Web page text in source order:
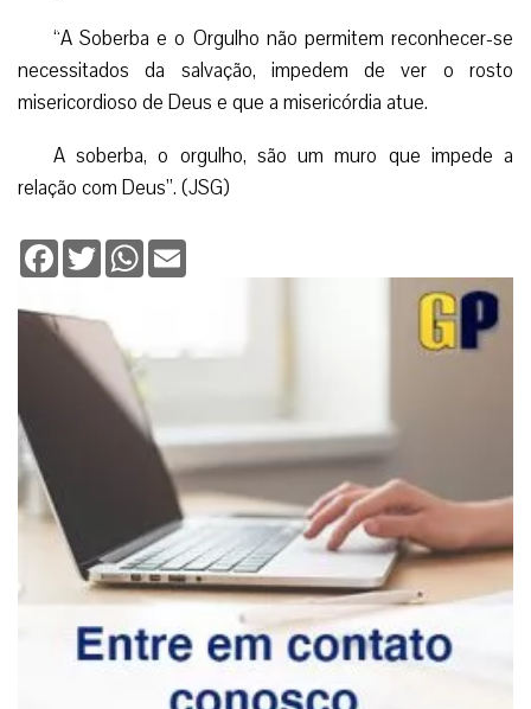
“A Soberba e o Orgulho não permitem reconhecer-se
necessitados da salvação, impedem de ver o rosto
misericordioso de Deus e que a misericórdia atue.
A soberba, o orgulho, são um muro que impede a
relação com Deus”. (JSG)
Facebook
TwitterWhatsApp